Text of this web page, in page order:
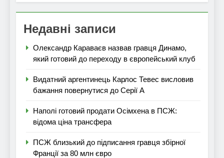
Недавні записи
Олександр Караваєв назвав гравця Динамо,
який готовий до переходу в європейський клуб
Видатний аргентинець Карлос Тевес висловив
бажання повернутися до Серії А
Наполі готовий продати Осімхена в ПСЖ:
відома ціна трансфера
ПСЖ близький до підписання гравця збірної
Франції за 80 млн євро